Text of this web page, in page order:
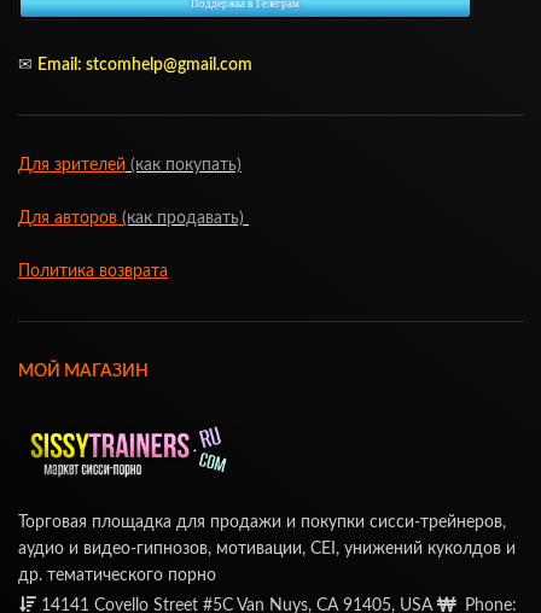
Поддержка в Телеграм
✉ Email: stcomhelp@gmail.com
Для зрителей (как покупать)
Для авторов (как продавать)
Политика возврата
МОЙ МАГАЗИН
Торговая площадка для продажи и покупки сисси-трейнеров,
аудио и видео-гипнозов, мотивации, CEI, унижений куколдов и
др. тематического порно
14141 Covello Street #5C Van Nuys, CA 91405, USA
Phone: